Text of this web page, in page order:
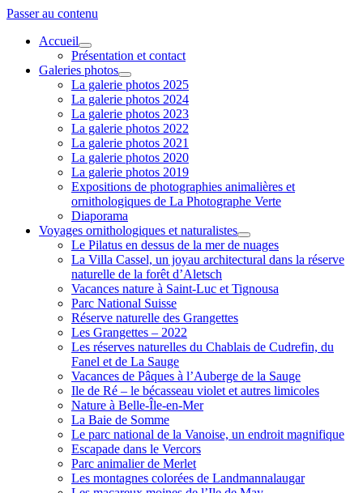
Passer au contenu
Accueil
ouvrir
menu
Présentation et contact
Galeries photos
ouvrir
menu
La galerie photos 2025
La galerie photos 2024
La galerie photos 2023
La galerie photos 2022
La galerie photos 2021
La galerie photos 2020
La galerie photos 2019
Expositions de photographies animalières et
ornithologiques de La Photographe Verte
Diaporama
Voyages ornithologiques et naturalistes
ouvrir
menu
Le Pilatus en dessus de la mer de nuages
La Villa Cassel, un joyau architectural dans la réserve
naturelle de la forêt d’Aletsch
Vacances nature à Saint-Luc et Tignousa
Parc National Suisse
Réserve naturelle des Grangettes
Les Grangettes – 2022
Les réserves naturelles du Chablais de Cudrefin, du
Fanel et de La Sauge
Vacances de Pâques à l’Auberge de la Sauge
Ile de Ré – le bécasseau violet et autres limicoles
Nature à Belle-Île-en-Mer
La Baie de Somme
Le parc national de la Vanoise, un endroit magnifique
Escapade dans le Vercors
Parc animalier de Merlet
Les montagnes colorées de Landmannalaugar